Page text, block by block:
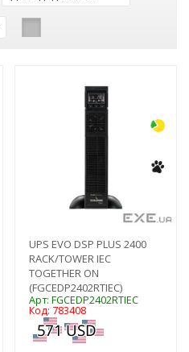
UPS EVO DSP PLUS 2400
RACK/TOWER IEC
TOGETHER ON
(FGCEDP2402RTIEC)
Арт: FGCEDP2402RTIEC
Код: 783408